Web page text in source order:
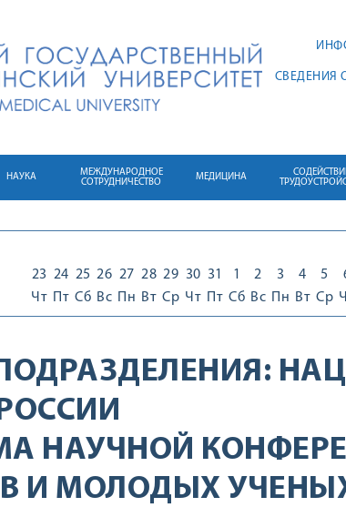
СВЕДЕНИЯ
НАУКА
МЕЖДУНАРОДНОЕ
СОТРУДНИЧЕСТВО
МЕДИЦИНА
23
Чт
24
Пт
25
Сб
26
Вс
27
Пн
28
Вт
29
Ср
30
Чт
31
Пт
1
Сб
2
Вс
3
Пн
4
Вт
5
Ср
НАУЧНОЙ
И МОЛОДЫХ